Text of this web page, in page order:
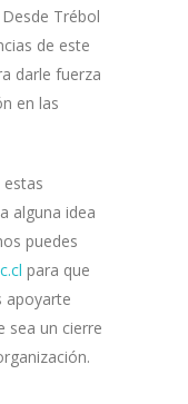
Trébol
de este
darle fuerza
en las
estas
alguna idea
puedes
para que
apoyarte
sea un cierre